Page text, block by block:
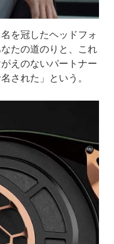
を冠したヘッドフォ
たの道のりと、これ
えのないパートナー
された」という。